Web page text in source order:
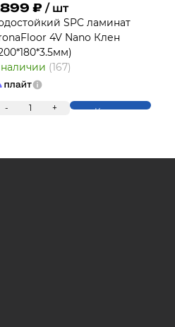
₽ / шт
SPC ламинат
4V Nano Клен
(167)
- 1 + Купить